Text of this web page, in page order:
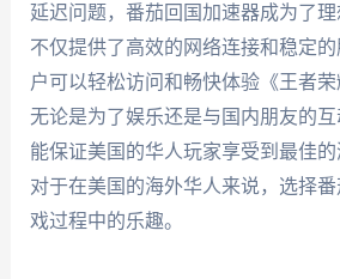
延迟问题，番茄回国加速器成为了
不仅提供了高效的网络连接和稳定
户可以轻松访问和畅快体验《王者荣
无论是为了娱乐还是与国内朋友的
能保证美国的华人玩家享受到最佳的
对于在美国的海外华人来说，选择
戏过程中的乐趣。